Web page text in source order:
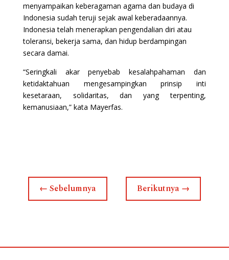
menyampaikan keberagaman agama dan budaya di
Indonesia sudah teruji sejak awal keberadaannya.
Indonesia telah menerapkan pengendalian diri atau
toleransi, bekerja sama, dan hidup berdampingan
secara damai.
“Seringkali akar penyebab kesalahpahaman dan
ketidaktahuan mengesampingkan prinsip inti
kesetaraan, solidaritas, dan yang terpenting,
kemanusiaan,” kata Mayerfas.
← Sebelumnya Berikutnya →